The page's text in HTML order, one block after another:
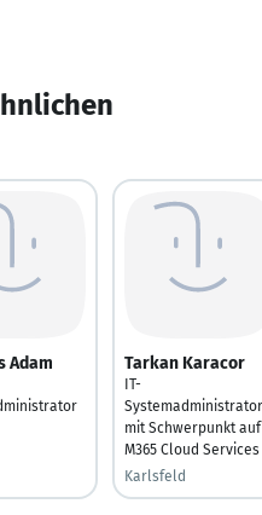
Adam Tarkan Karacor
IT-
Systemadministrator
mit Schwerpunkt auf
M365 Cloud Services
Karlsfeld